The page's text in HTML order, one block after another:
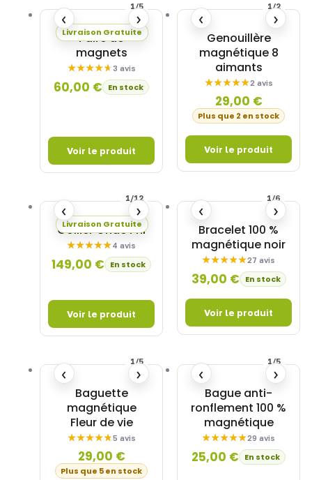
Paire de
magnets
3 avis
60,00 € En stock
Livraison Gratuite
‹ ›
1/5
Genouillère
magnétique 8
aimants
2 avis
29,00 €
Plus que 2 en stock
‹ ›
1/2
Collier Onde Phi
4 avis
149,00 € En stock
Livraison Gratuite
‹ ›
1/12
Bracelet 100 %
magnétique noir
27 avis
39,00 € En stock
‹ ›
1/6
Baguette
magnétique
Fleur de vie
5 avis
29,00 €
Plus que 5 en stock
‹ ›
1/5
Bague anti-
ronflement 100 %
magnétique
29 avis
25,00 € En stock
‹ ›
1/5